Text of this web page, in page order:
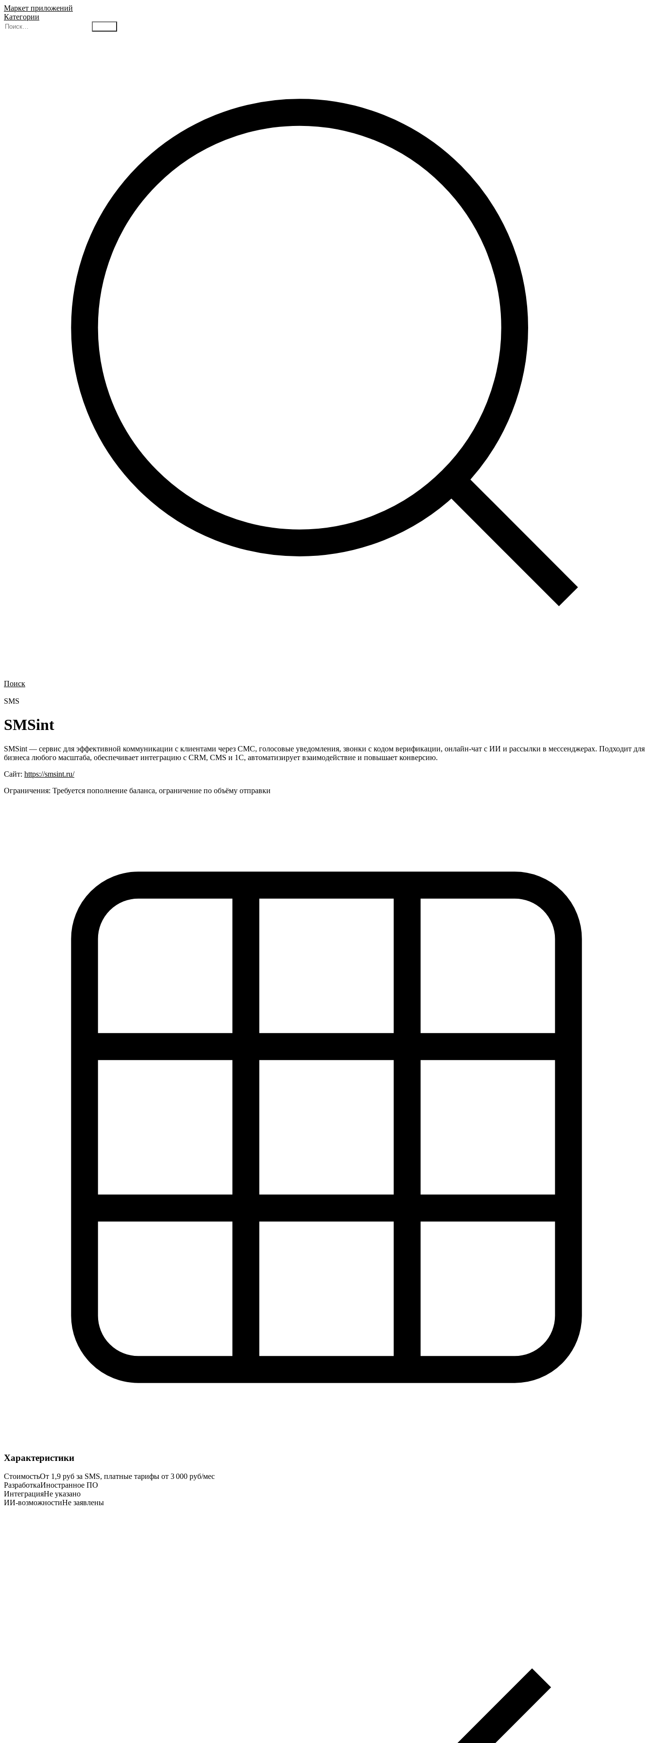
Маркет приложений
Категории
Поиск
SMS
SMSint
SMSint — сервис для эффективной коммуникации с клиентами через СМС, голосовые уведомления, звонки с кодом верификации, онлайн-чат с ИИ и рассылки в мессенджерах. Подходит для
бизнеса любого масштаба, обеспечивает интеграцию с CRM, CMS и 1С, автоматизирует взаимодействие и повышает конверсию.
Сайт: https://smsint.ru/
Ограничения: Требуется пополнение баланса, ограничение по объёму отправки
Характеристики
СтоимостьОт 1,9 руб за SMS, платные тарифы от 3 000 руб/мес
РазработкаИностранное ПО
ИнтеграцияНе указано
ИИ-возможностиНе заявлены